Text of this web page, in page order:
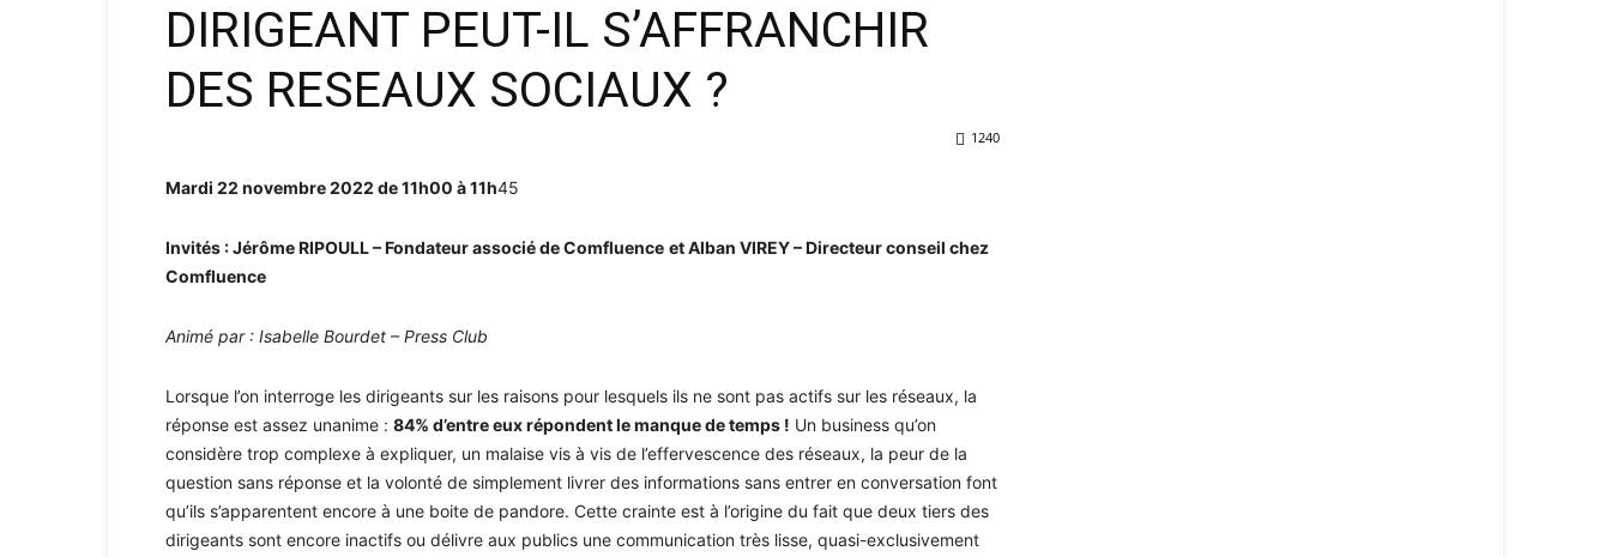
DIRIGEANT PEUT-IL S’AFFRANCHIR
DES RESEAUX SOCIAUX ?
1240
Mardi 22 novembre 2022 de 11h00 à 11h45
Invités : Jérôme RIPOULL – Fondateur associé de Comfluence et Alban VIREY – Directeur conseil chez
Comfluence
Animé par : Isabelle Bourdet – Press Club
Lorsque l’on interroge les dirigeants sur les raisons pour lesquels ils ne sont pas actifs sur les réseaux, la
réponse est assez unanime : 84% d’entre eux répondent le manque de temps ! Un business qu’on
considère trop complexe à expliquer, un malaise vis à vis de l’effervescence des réseaux, la peur de la
question sans réponse et la volonté de simplement livrer des informations sans entrer en conversation font
qu’ils s’apparentent encore à une boite de pandore. Cette crainte est à l’origine du fait que deux tiers des
dirigeants sont encore inactifs ou délivre aux publics une communication très lisse, quasi-exclusivement